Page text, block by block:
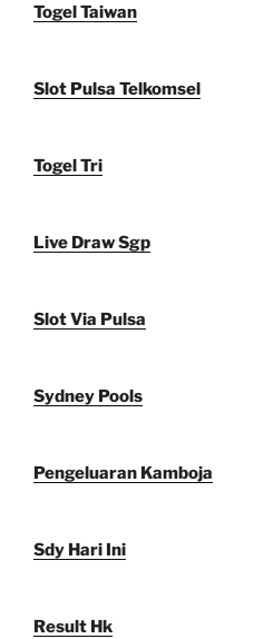
Togel Taiwan
Slot Pulsa Telkomsel
Togel Tri
Live Draw Sgp
Slot Via Pulsa
Sydney Pools
Pengeluaran Kamboja
Sdy Hari Ini
Result Hk